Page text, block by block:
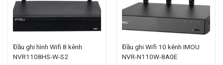
Đầu ghi hình Wifi 8 kênh
NVR1108HS-W-S2
Đầu ghi Wifi 10 kênh IMOU
NVR-N110W-8A0E